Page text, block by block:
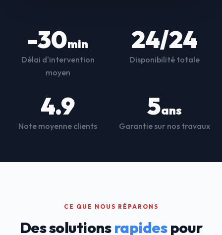
-30min
Délai d'intervention
moyen
24/24
Disponibilité totale
4.9
Note moyenne clients
5ans
Garantie sur nos travaux
CE QUE NOUS RÉPARONS
Des solutionsrapidespour